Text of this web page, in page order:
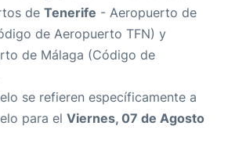
de Tenerife - Aeropuerto de
de Aeropuerto TFN) y
de Málaga (Código de
se refieren específicamente a
para el Viernes, 07 de Agosto